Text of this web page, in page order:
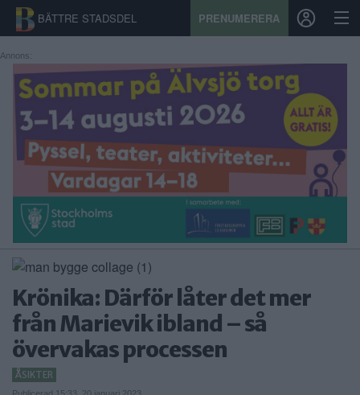
BÄTTRE STADSDEL PRENUMERERA
START
STADSDEL
PRENUMERATION
SPORT
ÅSIKTER
KALENDER
KONTAKT
SAMARBETEN
ANNONSERA
Annons:
Krönika: Därför låter det mer
från Marievik ibland – så
övervakas processen
ÅSIKTER